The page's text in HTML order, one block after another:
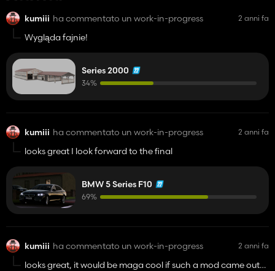
kumiii ha commentato un work-in-progress 2 anni fa
Wygląda fajnie!
Series 2000
34%
kumiii ha commentato un work-in-progress 2 anni fa
looks great I look forward to the final
BMW 5 Series F10
69%
kumiii ha commentato un work-in-progress 2 anni fa
looks great, it would be maga cool if such a mod came out